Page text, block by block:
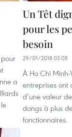
a
Un Têt
pour les
besoin
29/01/2018 03:05
À Ho Chi Minh-
entreprises ont
d’une valeur
dongs à plus
fonctionnaires.